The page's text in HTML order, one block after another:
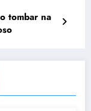
tombar na